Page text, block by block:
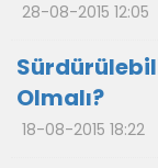
28-08-2015 12:05
Olmalı?
18-08-2015 18:22